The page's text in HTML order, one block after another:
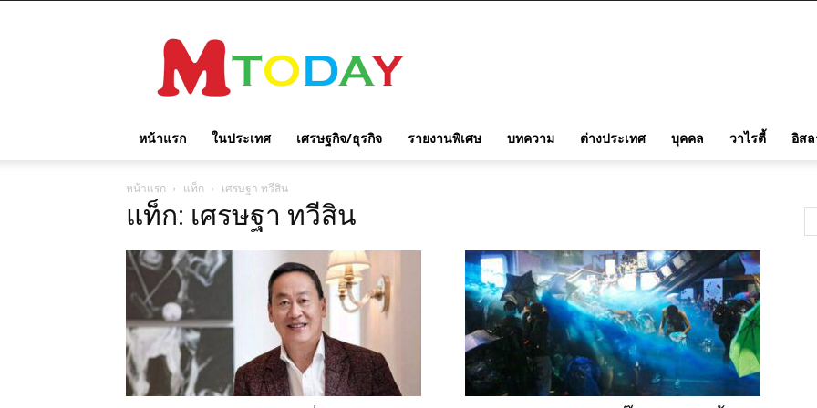
TODAY
หน้าแรก ในประเทศ เศรษฐกิจ/ธุรกิจ รายงานพิเศษ บทความ ต่างประเทศ บุคคล วาไรตี้ อิส
หน้าแรก แท็ก เศรษฐา ทวีสิน
แท็ก: เศรษฐา ทวีสิน